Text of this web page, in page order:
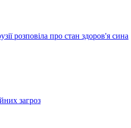
розповіла про стан здоров'я сина
загроз